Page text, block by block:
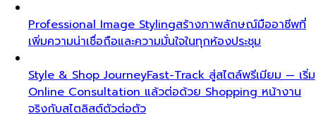
Professional Image Stylingสร้างภาพลักษณ์มืออาชีพที่
เพิ่มความน่าเชื่อถือและความมั่นใจในทุกห้องประชุม
Style & Shop JourneyFast-Track สู่สไตล์พรีเมียม — เริ่ม
Online Consultation แล้วต่อด้วย Shopping หน้างาน
จริงกับสไตลิสต์ตัวต่อตัว